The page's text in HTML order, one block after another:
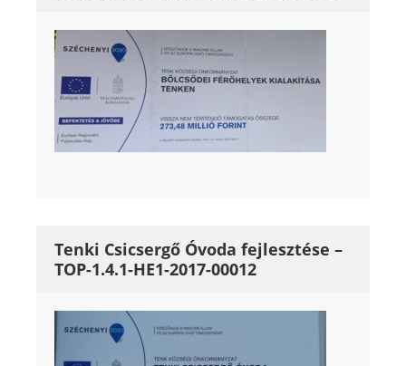
Tenki Csicsergő Óvoda fejlesztése –
TOP-1.4.1-HE1-2017-00012